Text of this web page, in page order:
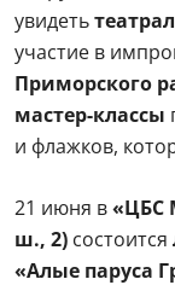
увидеть
участие в
Приморского
мастер-классы
и флажков,
21 июня в«ЦБС
ш., 2) состоится
«Алые паруса